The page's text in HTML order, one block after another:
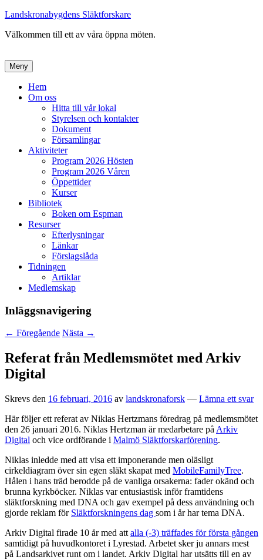
Landskronabygdens Släktforskare
Välkommen till ett av våra öppna möten.
Meny
Primär
meny
Hem
Om oss
Hitta till vår lokal
Styrelsen och kontakter
Dokument
Församlingar
Aktiviteter
Program 2026 Hösten
Program 2026 Våren
Öppettider
Kurser
Bibliotek
Boken om Espman
Resurser
Efterlysningar
Länkar
Förslagslåda
Tidningen
Artiklar
Medlemskap
Inläggsnavigering
← Föregående Nästa →
Referat från Medlemsmötet med Arkiv
Digital
Skrevs den 16 februari, 2016 av landskronaforsk — Lämna ett svar
Här följer ett referat av Niklas Hertzmans föredrag på medlemsmötet
den 26 januari 2016. Niklas Hertzman är medarbetare på Arkiv
Digital och vice ordförande i Malmö Släktforskarförening.
Niklas inledde med att visa ett imponerande men oläsligt
cirkeldiagram över sin egen släkt skapat med MobileFamilyTree.
Hålen i hans träd berodde på de vanliga orsakerna: fader okänd och
brunna kyrkböcker. Niklas var entusiastisk inför framtidens
släktforskning med DNA och gav exempel på dess användning och
gjorde reklam för Släktforskningens dag som i år har tema DNA.
Arkiv Digital firade 10 år med att alla (-3) träffades för första gången
samtidigt på huvudkontoret i Lyrestad. Arbetet sker ju annars mest
på Landsarkivet runt om i landet. Arkiv Digital har utsätts till en av